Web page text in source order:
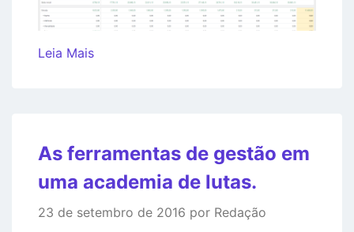
Leia Mais
As ferramentas de gestão em
uma academia de lutas.
23 de setembro de 2016 por Redação